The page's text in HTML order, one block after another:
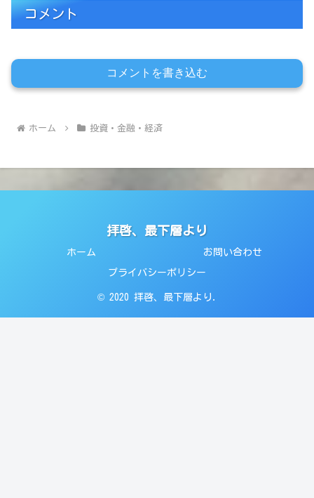
コメント
コメントを書き込む
ホーム 投資・金融・経済
拝啓、最下層より
ホーム お問い合わせ
プライバシーポリシー
© 2020 拝啓、最下層より.